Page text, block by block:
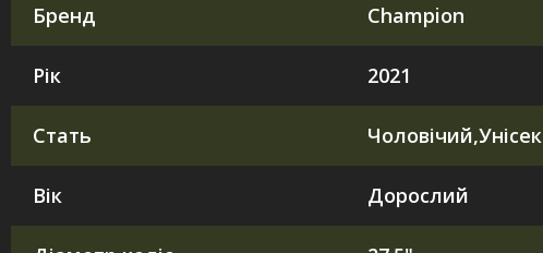
Бренд Champion
Рік 2021
Стать
Вік Дорослий